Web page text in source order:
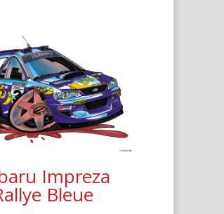
Impreza
Bleue